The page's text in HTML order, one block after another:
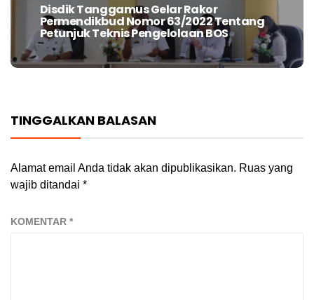
Next
post:
Disdik Tanggamus Gelar Rakor
Permendikbud Nomor 63/2022 Tentang
Petunjuk Teknis Pengelolaan BOS
TINGGALKAN BALASAN
Alamat email Anda tidak akan dipublikasikan. Ruas yang
wajib ditandai *
KOMENTAR *